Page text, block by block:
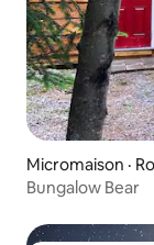
Micromaison ·
Bungalow Bear